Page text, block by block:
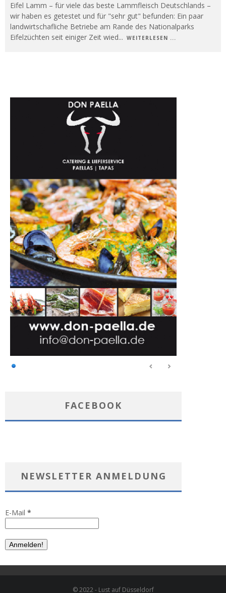
Eifel Lamm – für viele das beste Lammfleisch Deutschlands –
wir haben es getestet und für "sehr gut" befunden: Ein paar
landwirtschafliche Betriebe am Rande des Nationalparks
Eifelzüchten seit einiger Zeit wied... WEITERLESEN ...
FACEBOOK
NEWSLETTER ANMELDUNG
E-Mail *
© 2022 - Lust auf Düsseldorf